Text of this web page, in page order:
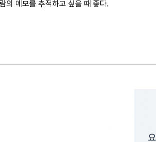
의 메모를 추적하고 싶을 때 좋다.